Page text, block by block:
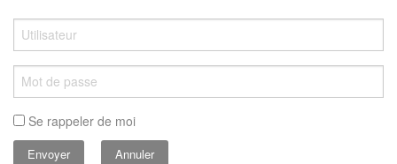
Se rappeler de moi
Annuler